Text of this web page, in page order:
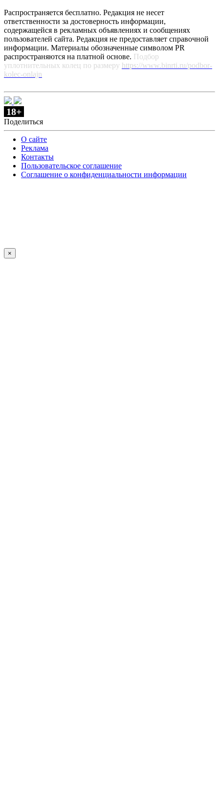
Распространяется бесплатно. Редакция не несет
ответственности за достоверность информации,
содержащейся в рекламных объявлениях и сообщениях
пользователей сайта. Редакция не предоставляет справочной
информации. Материалы обозначенные символом PR
распространяются на платной основе. Подбор
уплотнительных колец по размеру https://www.binrti.ru/podbor-
kolec-onlajn
18+
Поделиться
О сайте
Реклама
Контакты
Пользовательское соглашение
Соглашение о конфиденциальности информации
×